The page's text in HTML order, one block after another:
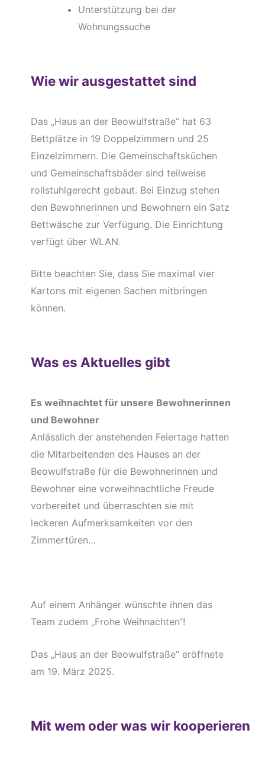
Unterstützung bei der
Wohnungssuche
Wie wir ausgestattet sind
Das „Haus an der Beowulfstraße“ hat 63
Bettplätze in 19 Doppelzimmern und 25
Einzelzimmern. Die Gemeinschaftsküchen
und Gemeinschaftsbäder sind teilweise
rollstuhlgerecht gebaut. Bei Einzug stehen
den Bewohnerinnen und Bewohnern ein Satz
Bettwäsche zur Verfügung. Die Einrichtung
verfügt über WLAN.
Bitte beachten Sie, dass Sie maximal vier
Kartons mit eigenen Sachen mitbringen
können.
Was es Aktuelles gibt
Es weihnachtet für unsere Bewohnerinnen
und Bewohner
Anlässlich der anstehenden Feiertage hatten
die Mitarbeitenden des Hauses an der
Beowulfstraße für die Bewohnerinnen und
Bewohner eine vorweihnachtliche Freude
vorbereitet und überraschten sie mit
leckeren Aufmerksamkeiten vor den
Zimmertüren…
Auf einem Anhänger wünschte ihnen das
Team zudem „Frohe Weihnachten“!
Das „Haus an der Beowulfstraße“ eröffnete
am 19. März 2025.
Mit wem oder was wir kooperieren